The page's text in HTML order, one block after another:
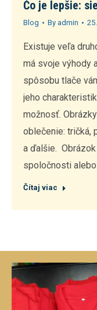
Čo je lepšie:
Blog By admin
Existuje veľa
má svoje výhody
spôsobu tlače
jeho
možnosť.
oblečenie: tričká,
a ďalšie.
spoločnosti
Čítaj viac